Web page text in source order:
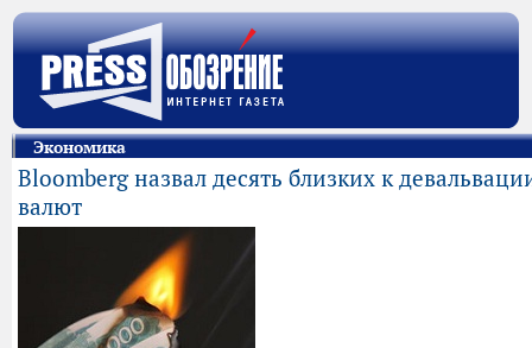
Экономика
Bloomberg назвал десять близких к
валют